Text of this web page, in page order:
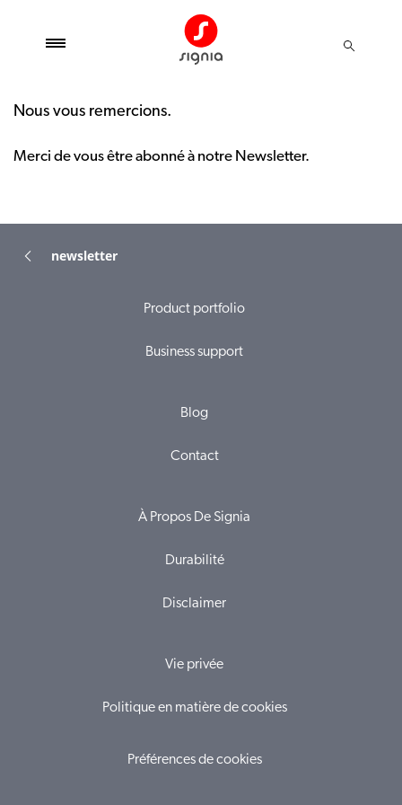
Nous vous remercions.
Merci de vous être abonné à notre Newsletter.
newsletter
Product portfolio
Business support
Blog
Contact
À Propos De Signia
Durabilité
Disclaimer
Vie privée
Politique en matière de cookies
Préférences de cookies